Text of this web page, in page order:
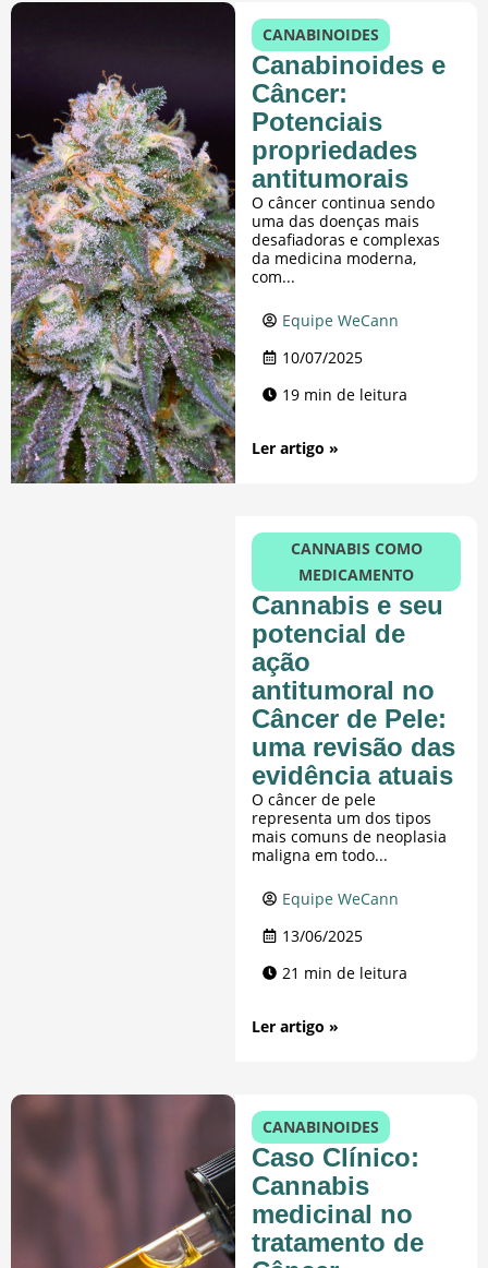
CANABINOIDES
Canabinoides e
Câncer:
Potenciais
propriedades
antitumorais
O câncer continua sendo
uma das doenças mais
desafiadoras e complexas
da medicina moderna,
com...
Equipe WeCann
10/07/2025
19 min de leitura
Ler artigo »
CANNABIS COMO
MEDICAMENTO
Cannabis e seu
potencial de
ação
antitumoral no
Câncer de Pele:
uma revisão das
evidência atuais
O câncer de pele
representa um dos tipos
mais comuns de neoplasia
maligna em todo...
Equipe WeCann
13/06/2025
21 min de leitura
Ler artigo »
CANABINOIDES
Caso Clínico:
Cannabis
medicinal no
tratamento de